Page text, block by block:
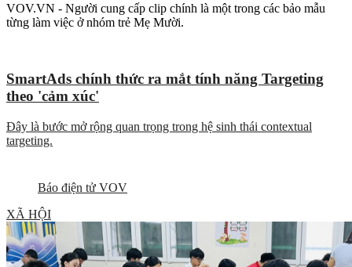
VOV.VN - Người cung cấp clip chính là một trong các bảo mẫu
từng làm việc ở nhóm trẻ Mẹ Mười.
SmartAds chính thức ra mắt tính năng Targeting
theo 'cảm xúc'
Đây là bước mở rộng quan trọng trong hệ sinh thái contextual
targeting.
Báo điện tử VOV
XÃ HỘI